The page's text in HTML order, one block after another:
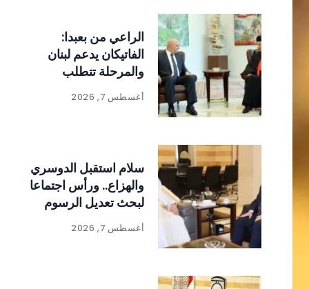
الراعي من بعبدا:
الفاتيكان يدعم لبنان
والمرحلة تتطلب
الالتفاف حول الدولة
ومؤسساتها
أغسطس 7, 2026
سلام استقبل الدوسري
والهزاع.. ورأس اجتماعا
لبحث تعديل الرسوم
على المواد المنتجة
للنفايات
أغسطس 7, 2026